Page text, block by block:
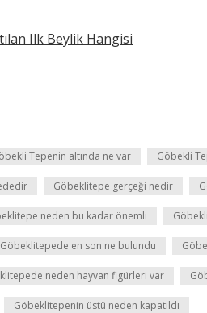
Ilk Beylik Hangisi
Tepenin altında ne var Göbekli
Göbeklitepe gerçeği nedir
neden bu kadar önemli
Göbeklitepede en son ne bulundu
neden hayvan figürleri var
Göbeklitepenin üstü neden kapatıldı